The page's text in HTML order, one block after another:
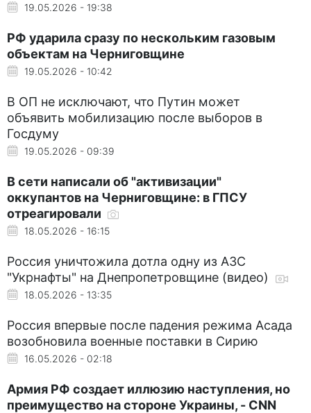
19.05.2026 - 19:38
РФ ударила сразу по нескольким газовым
объектам на Черниговщине
19.05.2026 - 10:42
В ОП не исключают, что Путин может
объявить мобилизацию после выборов в
Госдуму
19.05.2026 - 09:39
В сети написали об "активизации"
оккупантов на Черниговщине: в ГПСУ
отреагировали
18.05.2026 - 16:15
Россия уничтожила дотла одну из АЗС
"Укрнафты" на Днепропетровщине (видео)
18.05.2026 - 13:35
Россия впервые после падения режима Асада
возобновила военные поставки в Сирию
16.05.2026 - 02:18
Армия РФ создает иллюзию наступления, но
преимущество на стороне Украины, - CNN